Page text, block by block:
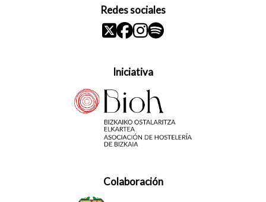
Redes sociales
Iniciativa
Colaboración